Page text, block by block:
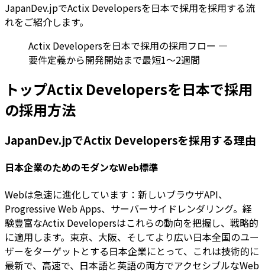
JapanDev.jpでActix Developersを日本で採用を採用する流
れをご紹介します。
Actix Developersを日本で採用の採用フロー —
要件定義から開発開始まで最短1〜2週間
トップActix Developersを日本で採用
の採用方法
JapanDev.jpでActix Developersを採用する理由
日本企業のためのモダンなWeb標準
Webは急速に進化しています：新しいブラウザAPI、
Progressive Web Apps、サーバーサイドレンダリング。経
験豊富なActix Developersはこれらの動向を把握し、戦略的
に適用します。東京、大阪、そしてより広い日本全国のユー
ザーをターゲットとする日本企業にとって、これは技術的に
最新で、高速で、日本語と英語の両方でアクセシブルなWeb